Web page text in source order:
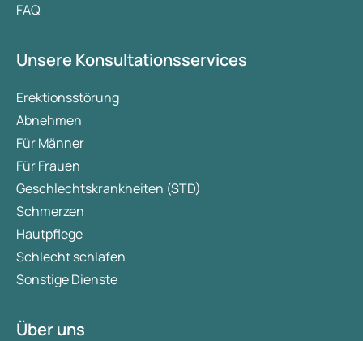
FAQ
Unsere Konsultationsservices
Erektionsstörung
Abnehmen
Für Männer
Für Frauen
Geschlechtskrankheiten (STD)
Schmerzen
Hautpflege
Schlecht schlafen
Sonstige Dienste
Über uns